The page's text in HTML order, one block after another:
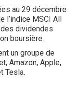
au 29 décembre
l’indice MSCI All
des dividendes
boursière.
un groupe de
Amazon, Apple,
Tesla.